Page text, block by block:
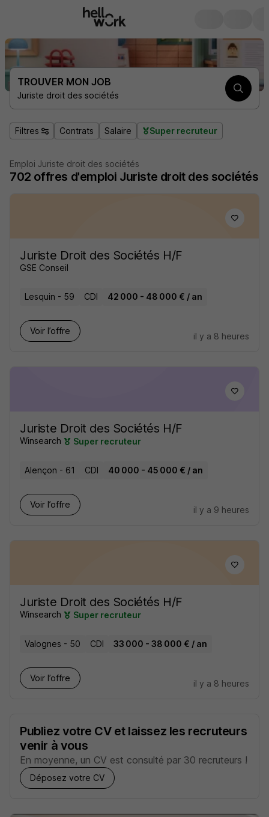
TROUVER MON JOB
Juriste droit des sociétés
Filtres Contrats Salaire Super recruteur
Emploi Juriste droit des sociétés
702 offres d'emploi Juriste droit des sociétés
Juriste Droit des Sociétés H/F
GSE Conseil
Lesquin - 59 CDI 42 000 - 48 000 € / an
Voir l’offre
il y a 8 heures
Juriste Droit des Sociétés H/F
Winsearch Super recruteur
Alençon - 61 CDI 40 000 - 45 000 € / an
Voir l’offre
il y a 9 heures
Juriste Droit des Sociétés H/F
Winsearch Super recruteur
Valognes - 50 CDI 33 000 - 38 000 € / an
Voir l’offre
il y a 8 heures
Publiez votre CV et laissez les recruteurs
venir à vous
En moyenne, un CV est consulté par 30 recruteurs !
Déposez votre CV